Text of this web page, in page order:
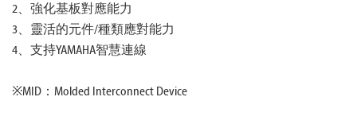
2、強化基板對應能力
3、靈活的元件/種類應對能力
4、支持YAMAHA智慧連線
※MID：Molded Interconnect Device